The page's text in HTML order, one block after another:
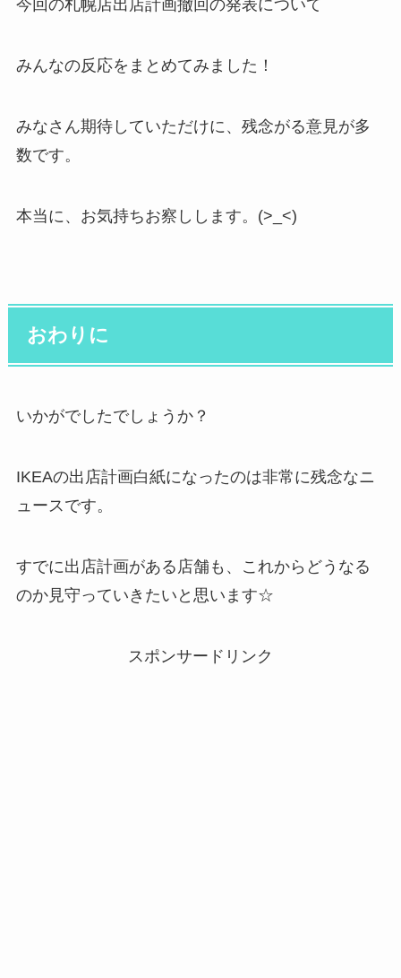
今回の札幌店出店計画撤回の発表について
みんなの反応をまとめてみました！
みなさん期待していただけに、残念がる意見が多
数です。
本当に、お気持ちお察しします。(>_<)
おわりに
いかがでしたでしょうか？
IKEAの出店計画白紙になったのは非常に残念なニ
ュースです。
すでに出店計画がある店舗も、これからどうなる
のか見守っていきたいと思います☆
スポンサードリンク